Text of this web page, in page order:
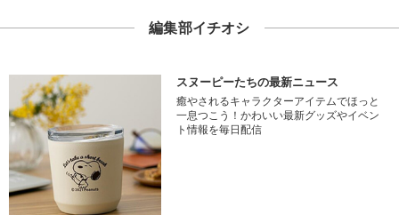
編集部イチオシ
スヌーピーたちの最新ニュース
癒やされるキャラクターアイテムでほっと
一息つこう！かわいい最新グッズやイベン
ト情報を毎日配信